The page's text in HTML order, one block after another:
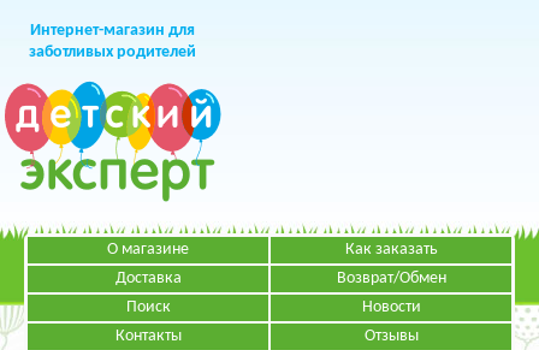
Интернет-магазин для
заботливых родителей
+7 (499)391-49-83Телефон в Москве
О магазине
Как заказать
Доставка
Возврат/Обмен
Поиск
Новости
Контакты
Отзывы